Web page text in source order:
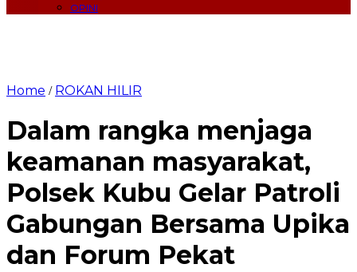
OPINI
Home / ROKAN HILIR
Dalam rangka menjaga
keamanan masyarakat,
Polsek Kubu Gelar Patroli
Gabungan Bersama Upika
dan Forum Pekat